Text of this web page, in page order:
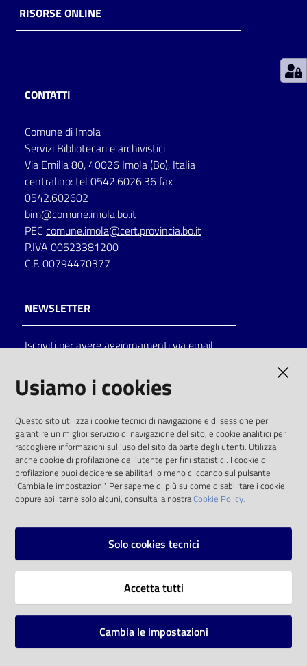
storico
per
lettura
Seguici
su
Catalogo
on line
Eventi
Chiedi al
bibliotecario
RISORSE ONLINE
CONTATTI
Comune di Imola
Servizi Bibliotecari e archivistici
Via Emilia 80, 40026 Imola (Bo), Italia
centralino: tel 0542.6026.36 fax
0542.602602
bim@comune.imola.bo.it
PEC comune.imola@cert.provincia.bo.it
P.IVA 00523381200
C.F. 00794470377
NEWSLETTER
Iscriviti per avere aggiornamenti via email
solo alle condizioni previste dalla direttiva
comunitaria 2003/98/CE e dal d.lgs. 36/2006
SOCIAL
Instagram
Vai alla pagina
Mappa del sito
Usiamo i cookies
Questo sito utilizza i cookie tecnici di navigazione e di sessione per
garantire un miglior servizio di navigazione del sito, e cookie analitici per
raccogliere informazioni sull'uso del sito da parte degli utenti. Utilizza
anche cookie di profilazione dell'utente per fini statistici. I cookie di
profilazione puoi decidere se abilitarli o meno cliccando sul pulsante
'Cambia le impostazioni'. Per saperne di più su come disabilitare i cookie
oppure abilitarne solo alcuni, consulta la nostraCookie Policy.
Solo cookies tecnici
Accetta tutti
Cambia le impostazioni